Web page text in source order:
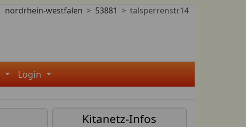
nordrhein-westfalen 53881 talsperrenstr14
Login
Kitanetz-Infos